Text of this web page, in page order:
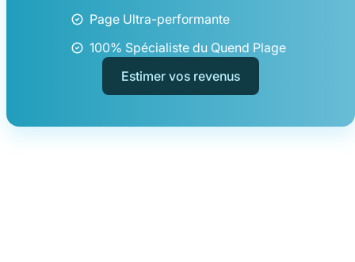
Page Ultra-performante
100% Spécialiste du Quend Plage
Estimer vos revenus